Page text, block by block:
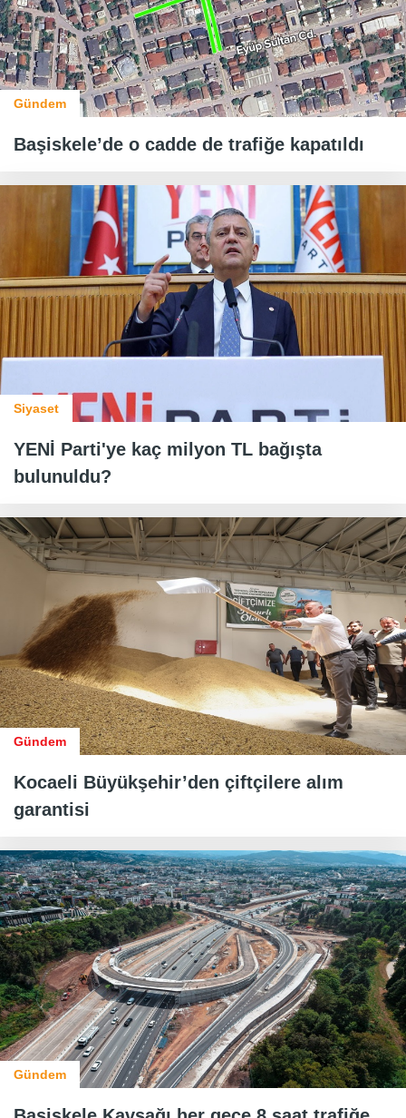
Gündem
Başiskele’de o cadde de trafiğe kapatıldı
Siyaset
YENİ Parti'ye kaç milyon TL bağışta
bulunuldu?
Gündem
Kocaeli Büyükşehir’den çiftçilere alım
garantisi
Gündem